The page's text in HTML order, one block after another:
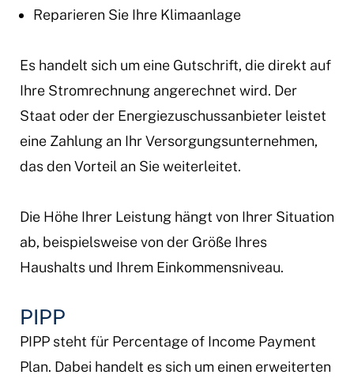
Reparieren Sie Ihre Klimaanlage
Es handelt sich um eine Gutschrift, die direkt auf
Ihre Stromrechnung angerechnet wird. Der
Staat oder der Energiezuschussanbieter leistet
eine Zahlung an Ihr Versorgungsunternehmen,
das den Vorteil an Sie weiterleitet.
Die Höhe Ihrer Leistung hängt von Ihrer Situation
ab, beispielsweise von der Größe Ihres
Haushalts und Ihrem Einkommensniveau.
PIPP
PIPP steht für Percentage of Income Payment
Plan. Dabei handelt es sich um einen erweiterten